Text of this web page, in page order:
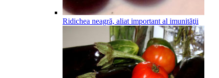
Ridichea neagră, aliat important al imunităţii